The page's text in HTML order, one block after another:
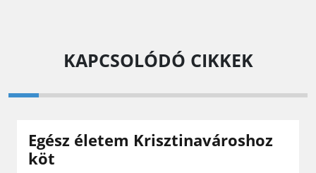
KAPCSOLÓDÓ CIKKEK
Egész életem Krisztinavároshoz
köt